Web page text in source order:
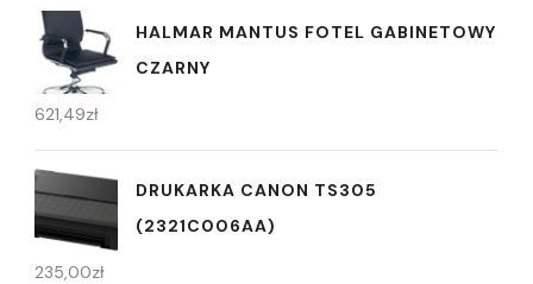
HALMAR MANTUS FOTEL GABINETOWY
CZARNY
621,49zł
DRUKARKA CANON TS305
(2321C006AA)
235,00zł